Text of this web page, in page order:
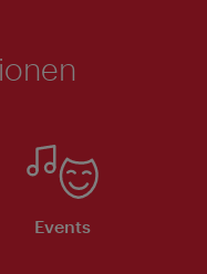
Events